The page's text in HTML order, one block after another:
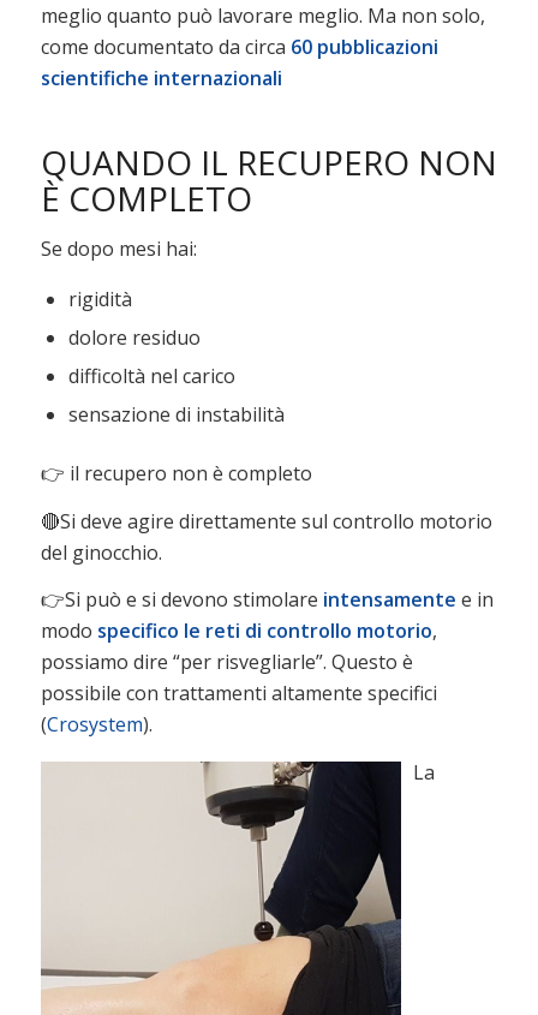
meglio quanto può lavorare meglio. Ma non solo,
come documentato da circa 60 pubblicazioni
scientifiche internazionali
QUANDO IL RECUPERO NON
È COMPLETO
Se dopo mesi hai:
rigidità
dolore residuo
difficoltà nel carico
sensazione di instabilità
👉 il recupero non è completo
🔴Si deve agire direttamente sul controllo motorio
del ginocchio.
👉Si può e si devono stimolare intensamente e in
modo specifico le reti di controllo motorio,
possiamo dire “per risvegliarle”. Questo è
possibile con trattamenti altamente specifici
(Crosystem).
La